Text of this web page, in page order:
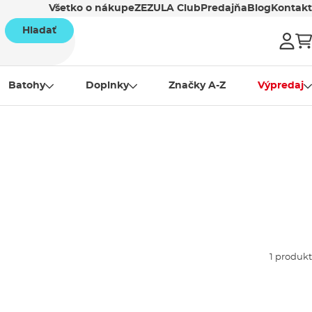
Všetko o nákupeZEZULA Club Predajňa Blog Kontakt
Hladať
Batohy Doplnky Značky A-Z Výpredaj
1 produkt